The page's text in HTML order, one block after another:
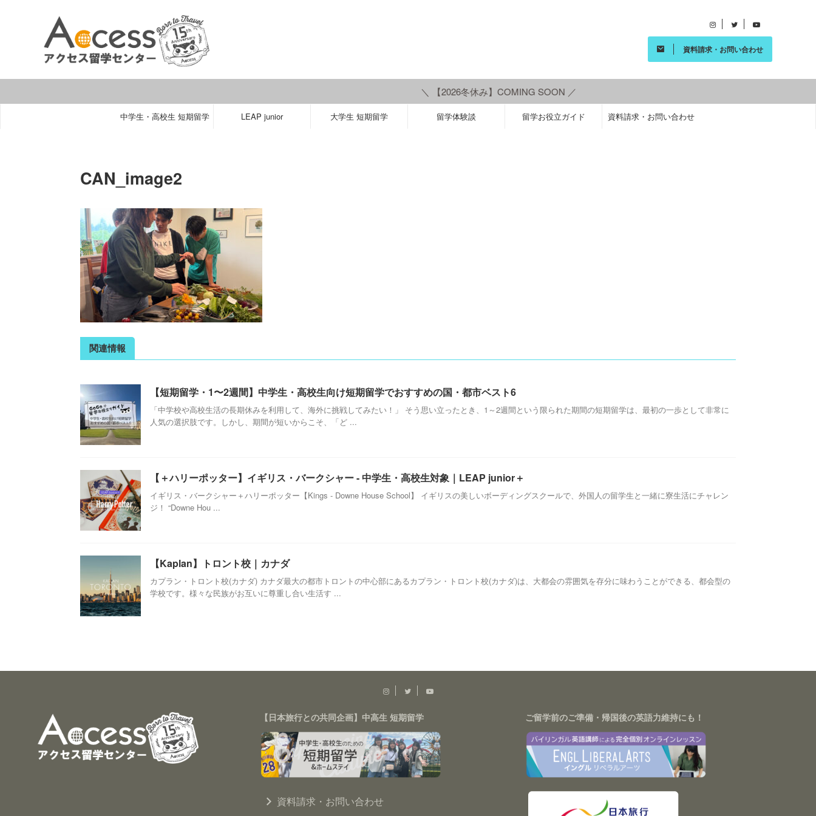
資料請求・お問い合わせ
＼ 【2026冬休み】COMING SOON ／
中学生・高校生 短期留学 LEAP junior 大学生 短期留学 留学体験談 留学お役立ガイド 資料請求・お問い合わせ
CAN_image2
関連情報
【短期留学・1〜2週間】中学生・高校生向け短期留学でおすすめの国・都市ベスト6
「中学校や高校生活の長期休みを利用して、海外に挑戦してみたい！」 そう思い立ったとき、1～2週間という限られた期間の短期留学は、最初の一歩として非常に
人気の選択肢です。しかし、期間が短いからこそ、「ど ...
【＋ハリーポッター】イギリス・バークシャー - 中学生・高校生対象｜LEAP junior＋
イギリス・バークシャー＋ハリーポッター【Kings - Downe House School】 イギリスの美しいボーディングスクールで、外国人の留学生と一緒に寮生活にチャレン
ジ！ “Downe Hou ...
【Kaplan】トロント校｜カナダ
カプラン・トロント校(カナダ) カナダ最大の都市トロントの中心部にあるカプラン・トロント校(カナダ)は、大都会の雰囲気を存分に味わうことができる、都会型の
学校です。様々な民族がお互いに尊重し合い生活す ...
【日本旅行との共同企画】中高生 短期留学
資料請求・お問い合わせ
ご留学前のご準備・帰国後の英語力維持にも！